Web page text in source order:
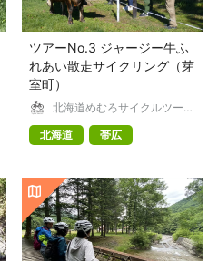
ツアーNo.3 ジャージー牛ふ
れあい散走サイクリング（芽
室町）
北海道めむろサイクルツーリ
北海道
帯広